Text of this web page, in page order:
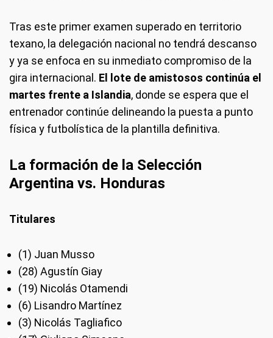
Tras este primer examen superado en territorio
texano, la delegación nacional no tendrá descanso
y ya se enfoca en su inmediato compromiso de la
gira internacional. El lote de amistosos continúa el
martes frente a Islandia, donde se espera que el
entrenador continúe delineando la puesta a punto
física y futbolística de la plantilla definitiva.
La formación de la Selección
Argentina vs. Honduras
Titulares
(1) Juan Musso
(28) Agustín Giay
(19) Nicolás Otamendi
(6) Lisandro Martínez
(3) Nicolás Tagliafico